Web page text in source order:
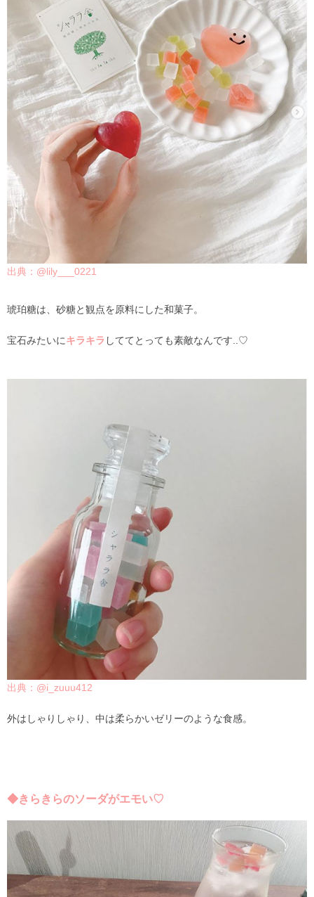
出典：@lily___0221
琥珀糖は、砂糖と観点を原料にした和菓子。
宝石みたいにキラキラ しててとっても素敵なんです..♡
出典：@i_zuuu412
外はしゃりしゃり、中は柔らかいゼリーのような食感。
◆きらきらのソーダがエモい♡